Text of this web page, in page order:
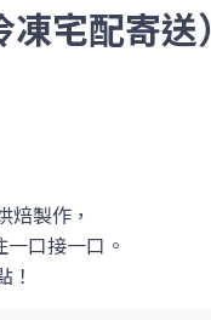
宅配寄送）
焙製作，
口接一口。
！